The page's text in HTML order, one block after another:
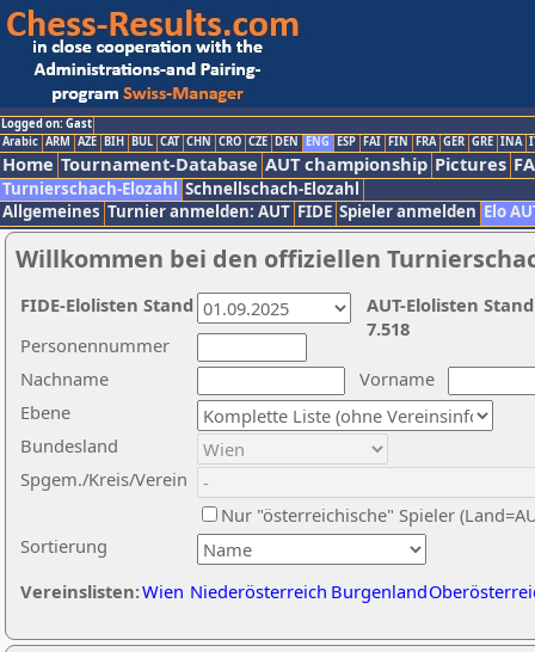
Logged on: Gast
Arabic ARM AZE BIH BUL CAT CHN CRO CZE DEN ENG ESP FAI FIN FRA GER GRE INA
Home Tournament-Database AUT championship Pictures
Turnierschach-Elozahl Schnellschach-Elozahl
Allgemeines Turnier anmelden: AUT FIDE Spieler anmelden Elo
Willkommen bei den offiziellen
Nachname
Vorname
Ebene
Sortierung
Personennummer
Bundesland
Spgem./Kreis/Verein
Nur "österreichische" Spieler
Vereinslisten:Wien Niederösterreich Burgenland
AUT-Elolisten
7.518
FIDE-Elolisten Stand